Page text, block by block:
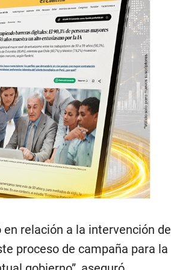
en relación a la intervención de
proceso de campaña para la